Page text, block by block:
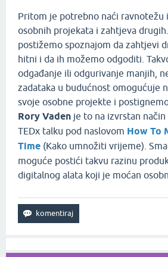
Pritom je potrebno naći ravnotežu
osobnih projekata i zahtjeva
postižemo spoznajom da zahtjevi
hitni i da ih možemo odgoditi.
odgađanje ili odgurivanje manjih,
zadataka u budućnost omogućuje
svoje osobne projekte i
Rory Vaden je to na izvrstan
TEDx talku pod naslovom How To
Time (Kako umnožiti vrijeme).
moguće postići takvu razinu
digitalnog alata koji je moćan